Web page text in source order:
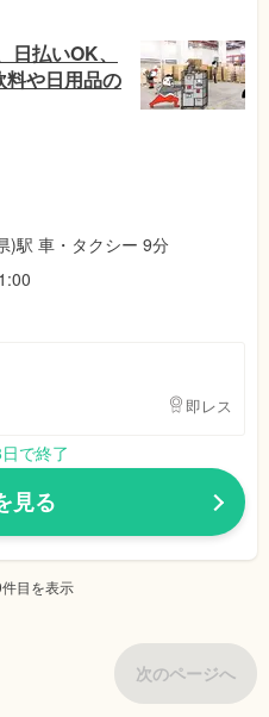
日払いOK、
料や日用品の
)駅 車・タクシー 9分
即レス
で終了
見る
目を表示
次のページへ